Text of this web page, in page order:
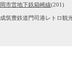
市営地下鉄箱崎線(201)
筑豊鉄道門司港レトロ観